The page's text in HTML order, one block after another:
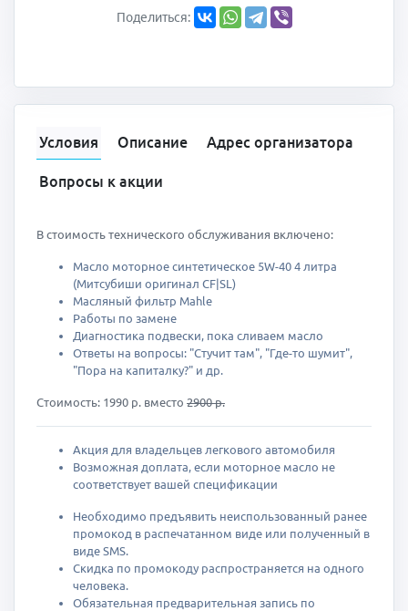
Поделиться:
Условия Описание Адрес организатора
Вопросы к акции
В стоимость технического обслуживания включено:
Масло моторное синтетическое 5W-40 4 литра
(Митсубиши оригинал CF|SL)
Масляный фильтр Mahle
Работы по замене
Диагностика подвески, пока сливаем масло
Ответы на вопросы: "Стучит там", "Где-то шумит",
"Пора на капиталку?" и др.
Стоимость: 1990 р. вместо 2900 р.
Акция для владельцев легкового автомобиля
Возможная доплата, если моторное масло не
соответствует вашей спецификации
Необходимо предъявить неиспользованный ранее
промокод в распечатанном виде или полученный в
виде SMS.
Скидка по промокоду распространяется на одного
человека.
Обязательная предварительная запись по